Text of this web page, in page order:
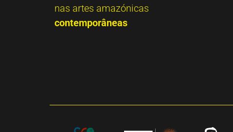
nas artes amazónicas
contemporâneas